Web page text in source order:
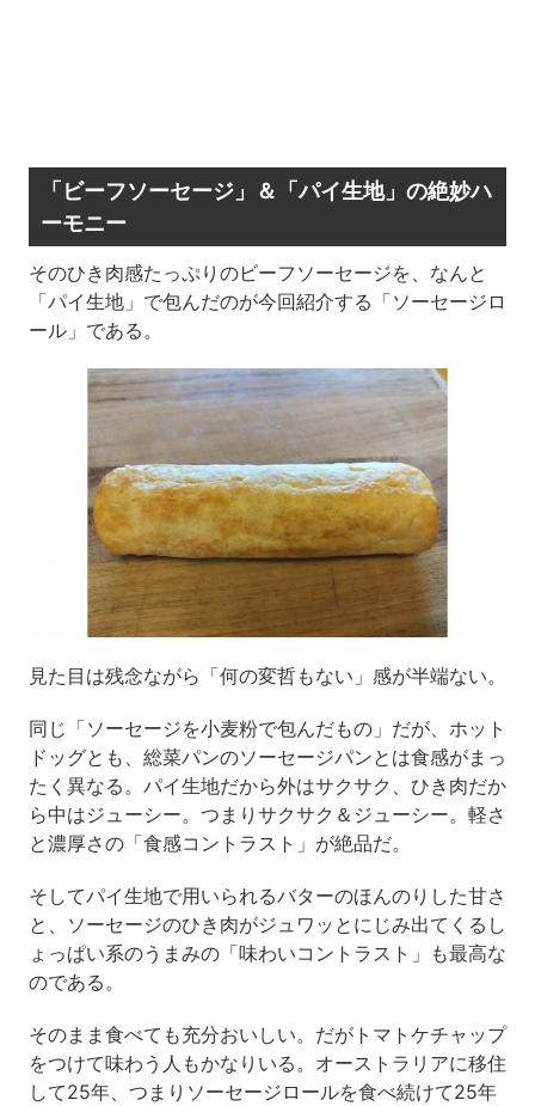
「ビーフソーセージ」＆「パイ生地」の絶妙ハ
ーモニー
そのひき肉感たっぷりのビーフソーセージを、なんと
「パイ生地」で包んだのが今回紹介する「ソーセージロ
ール」である。
見た目は残念ながら「何の変哲もない」感が半端ない。
同じ「ソーセージを小麦粉で包んだもの」だが、ホット
ドッグとも、総菜パンのソーセージパンとは食感がまっ
たく異なる。パイ生地だから外はサクサク、ひき肉だか
ら中はジューシー。つまりサクサク＆ジューシー。軽さ
と濃厚さの「食感コントラスト」が絶品だ。
そしてパイ生地で用いられるバターのほんのりした甘さ
と、ソーセージのひき肉がジュワッとにじみ出てくるし
ょっぱい系のうまみの「味わいコントラスト」も最高な
のである。
そのまま食べても充分おいしい。だがトマトケチャップ
をつけて味わう人もかなりいる。オーストラリアに移住
して25年、つまりソーセージロールを食べ続けて25年